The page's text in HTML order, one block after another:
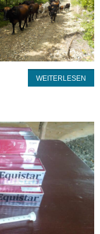
WEITERLESEN